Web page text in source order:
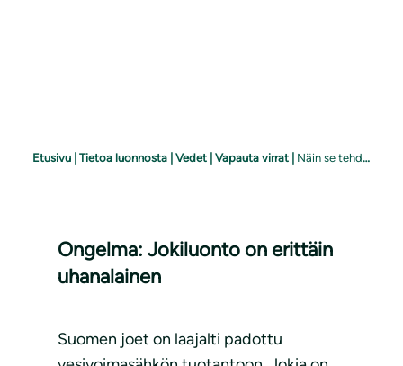
Etusivu Tietoa luonnosta Vedet Vapauta virrat Näin se tehdään
Ongelma: Jokiluonto on erittäin
uhanalainen
Suomen joet on laajalti padottu